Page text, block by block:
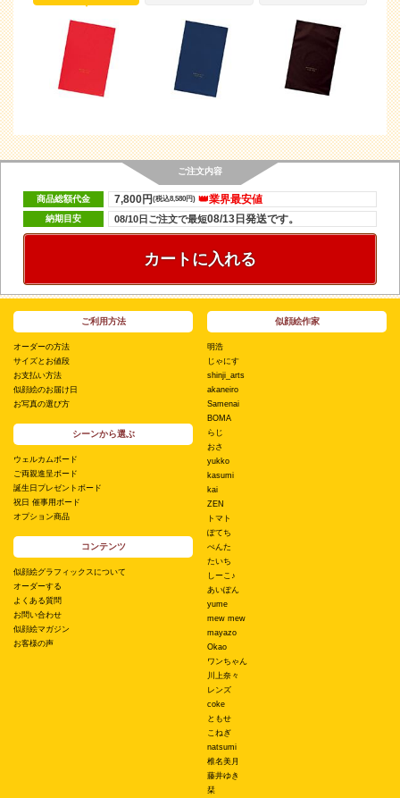
ご注文内容
商品総額代金 👑業界最安値
7,800円(税込8,580円)
納期目安 08/10日ご注文で最短08/13日発送です。
カートに入れる
ご利用方法
オーダーの方法
サイズとお値段
お支払い方法
似顔絵のお届け日
お写真の選び方
シーンから選ぶ
ウェルカムボード
ご両親進呈ボード
誕生日プレゼントボード
祝日 催事用ボード
オプション商品
コンテンツ
似顔絵グラフィックスについて
オーダーする
よくある質問
お問い合わせ
似顔絵マガジン
お客様の声
似顔絵作家
明浩
じゃにす
shinji_arts
akaneiro
Samenai
BOMA
らじ
おさ
yukko
kasumi
kai
ZEN
トマト
ぽてち
ぺんた
たいち
しーこ♪
あいぽん
yume
mew mew
mayazo
Okao
ワンちゃん
川上奈々
レンズ
coke
ともせ
こねぎ
natsumi
椎名美月
藤井ゆき
栞